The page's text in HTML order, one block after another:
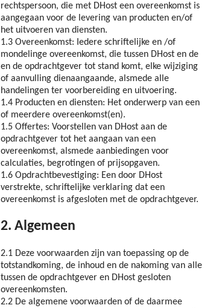
rechtspersoon, die met DHost een overeenkomst is
aangegaan voor de levering van producten en/of
het uitvoeren van diensten.
1.3 Overeenkomst: Iedere schriftelijke en /of
mondelinge overeenkomst, die tussen DHost en de
en de opdrachtgever tot stand komt, elke wijziging
of aanvulling dienaangaande, alsmede alle
handelingen ter voorbereiding en uitvoering.
1.4 Producten en diensten: Het onderwerp van een
of meerdere overeenkomst(en).
1.5 Offertes: Voorstellen van DHost aan de
opdrachtgever tot het aangaan van een
overeenkomst, alsmede aanbiedingen voor
calculaties, begrotingen of prijsopgaven.
1.6 Opdrachtbevestiging: Een door DHost
verstrekte, schriftelijke verklaring dat een
overeenkomst is afgesloten met de opdrachtgever.
2. Algemeen
2.1 Deze voorwaarden zijn van toepassing op de
totstandkoming, de inhoud en de nakoming van alle
tussen de opdrachtgever en DHost gesloten
overeenkomsten.
2.2 De algemene voorwaarden of de daarmee